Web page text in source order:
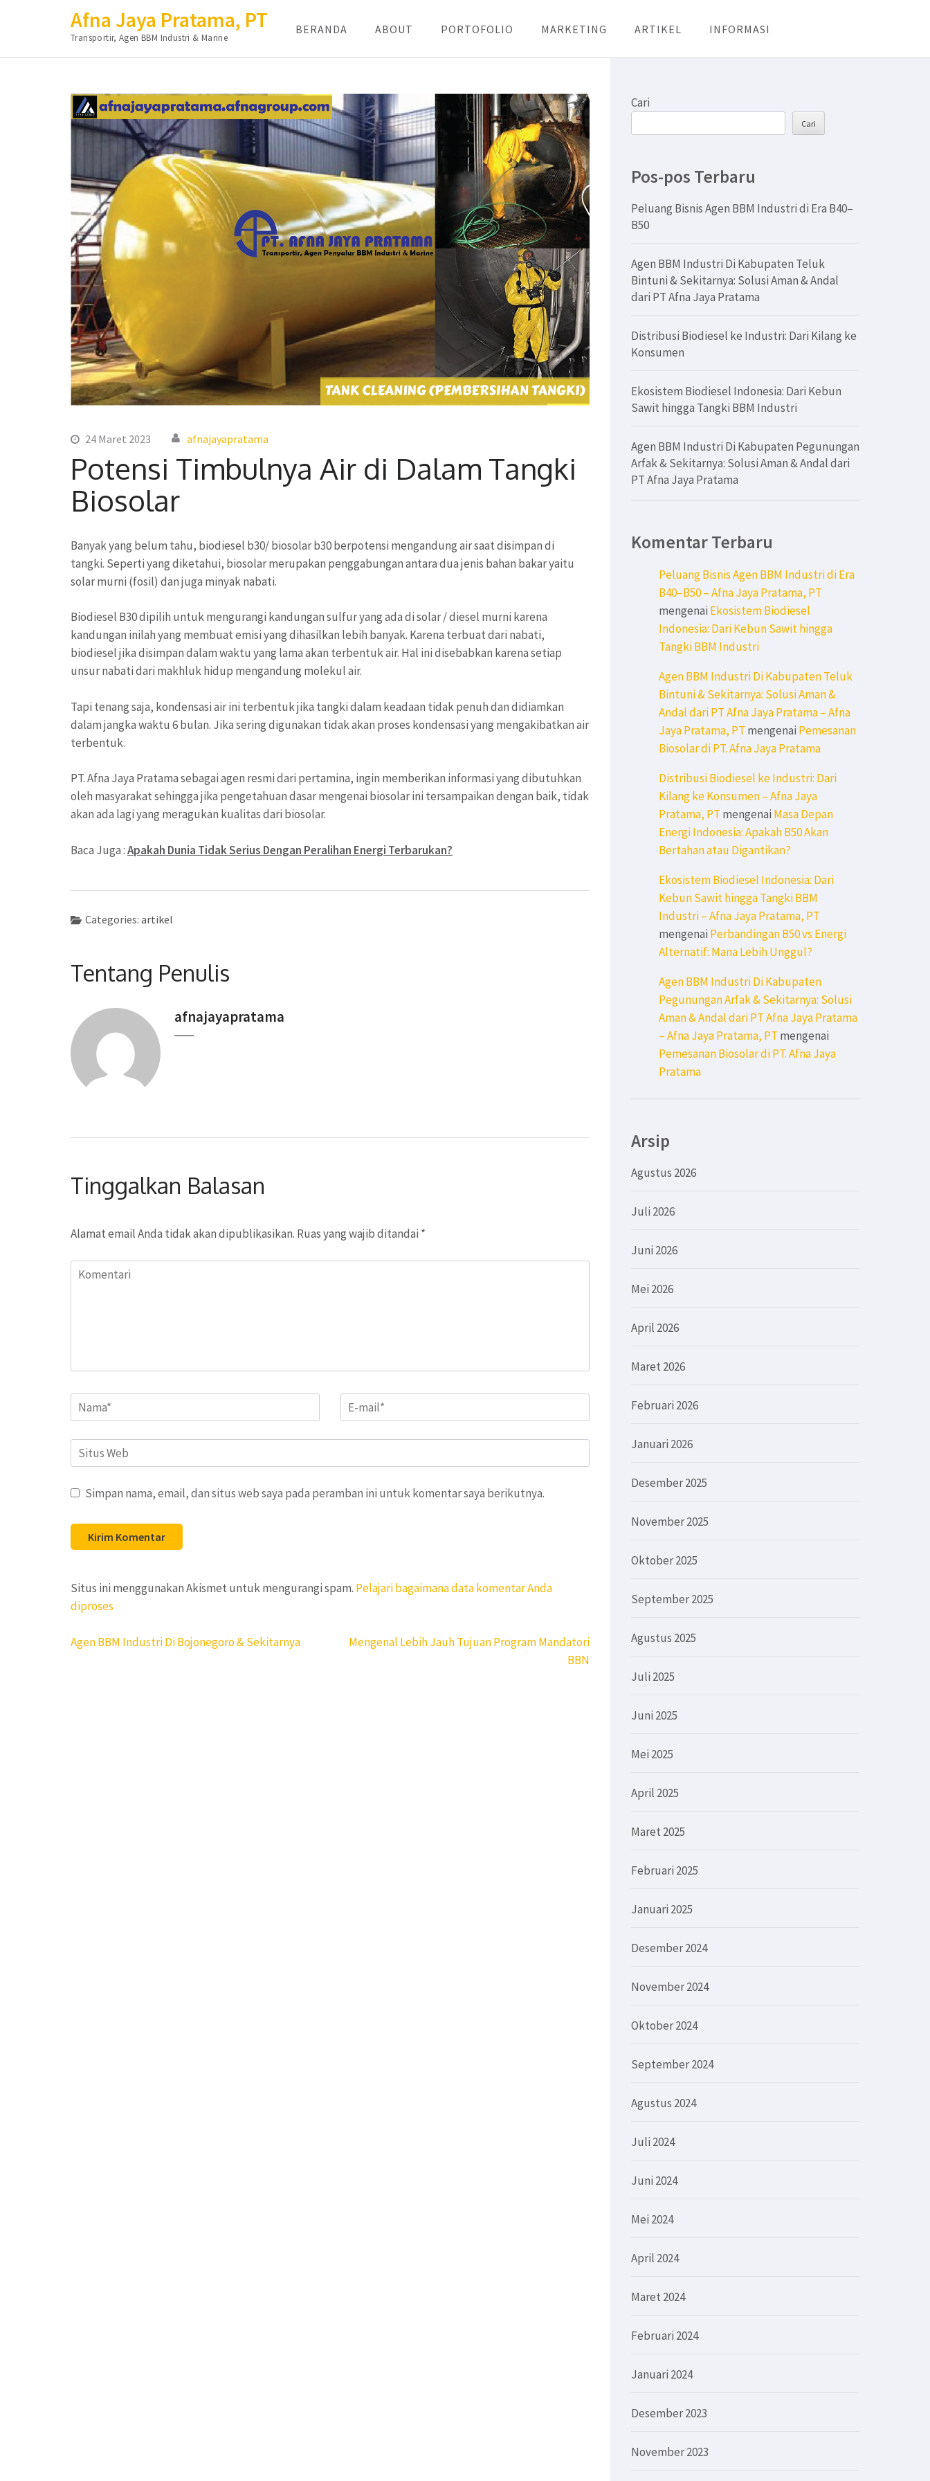
Afna Jaya Pratama, PT
Transportir, Agen BBM Industri & Marine
BERANDA ABOUT PORTOFOLIO MARKETING ARTIKEL INFORMASI
24 Maret 2023 afnajayapratama
Potensi Timbulnya Air di Dalam Tangki
Biosolar
Banyak yang belum tahu, biodiesel b30/ biosolar b30 berpotensi mengandung air saat disimpan di
tangki. Seperti yang diketahui, biosolar merupakan penggabungan antara dua jenis bahan bakar yaitu
solar murni (fosil) dan juga minyak nabati.
Biodiesel B30 dipilih untuk mengurangi kandungan sulfur yang ada di solar / diesel murni karena
kandungan inilah yang membuat emisi yang dihasilkan lebih banyak. Karena terbuat dari nabati,
biodiesel jika disimpan dalam waktu yang lama akan terbentuk air. Hal ini disebabkan karena setiap
unsur nabati dari makhluk hidup mengandung molekul air.
Tapi tenang saja, kondensasi air ini terbentuk jika tangki dalam keadaan tidak penuh dan didiamkan
dalam jangka waktu 6 bulan. Jika sering digunakan tidak akan proses kondensasi yang mengakibatkan air
terbentuk.
PT. Afna Jaya Pratama sebagai agen resmi dari pertamina, ingin memberikan informasi yang dibutuhkan
oleh masyarakat sehingga jika pengetahuan dasar mengenai biosolar ini tersampaikan dengan baik, tidak
akan ada lagi yang meragukan kualitas dari biosolar.
Baca Juga :Apakah Dunia Tidak Serius Dengan Peralihan Energi Terbarukan?
Categories: artikel
Tentang Penulis
afnajayapratama
Tinggalkan Balasan
Alamat email Anda tidak akan dipublikasikan. Ruas yang wajib ditandai *
Komentari
Name* Email*
Situs
Web
Simpan nama, email, dan situs web saya pada peramban ini untuk komentar saya berikutnya.
Situs ini menggunakan Akismet untuk mengurangi spam. Pelajari bagaimana data komentar Anda
diproses
Navigasi
Agen BBM Industri Di Bojonegoro & Sekitarnya
Mengenal Lebih Jauh Tujuan Program Mandatori
BBN
Cari
Cari
Pos-pos Terbaru
Peluang Bisnis Agen BBM Industri di Era B40–
B50
Agen BBM Industri Di Kabupaten Teluk
Bintuni & Sekitarnya: Solusi Aman & Andal
dari PT Afna Jaya Pratama
Distribusi Biodiesel ke Industri: Dari Kilang ke
Konsumen
Ekosistem Biodiesel Indonesia: Dari Kebun
Sawit hingga Tangki BBM Industri
Agen BBM Industri Di Kabupaten Pegunungan
Arfak & Sekitarnya: Solusi Aman & Andal dari
PT Afna Jaya Pratama
Komentar Terbaru
Peluang Bisnis Agen BBM Industri di Era
B40–B50 – Afna Jaya Pratama, PT
mengenai Ekosistem Biodiesel
Indonesia: Dari Kebun Sawit hingga
Tangki BBM Industri
Agen BBM Industri Di Kabupaten Teluk
Bintuni & Sekitarnya: Solusi Aman &
Andal dari PT Afna Jaya Pratama – Afna
Jaya Pratama, PT mengenai Pemesanan
Biosolar di PT. Afna Jaya Pratama
Distribusi Biodiesel ke Industri: Dari
Kilang ke Konsumen – Afna Jaya
Pratama, PT mengenai Masa Depan
Energi Indonesia: Apakah B50 Akan
Bertahan atau Digantikan?
Ekosistem Biodiesel Indonesia: Dari
Kebun Sawit hingga Tangki BBM
Industri – Afna Jaya Pratama, PT
mengenai Perbandingan B50 vs Energi
Alternatif: Mana Lebih Unggul?
Agen BBM Industri Di Kabupaten
Pegunungan Arfak & Sekitarnya: Solusi
Aman & Andal dari PT Afna Jaya Pratama
– Afna Jaya Pratama, PT mengenai
Pemesanan Biosolar di PT. Afna Jaya
Pratama
Arsip
Agustus 2026
Juli 2026
Juni 2026
Mei 2026
April 2026
Maret 2026
Februari 2026
Januari 2026
Desember 2025
November 2025
Oktober 2025
September 2025
Agustus 2025
Juli 2025
Juni 2025
Mei 2025
April 2025
Maret 2025
Februari 2025
Januari 2025
Desember 2024
November 2024
Oktober 2024
September 2024
Agustus 2024
Juli 2024
Juni 2024
Mei 2024
April 2024
Maret 2024
Februari 2024
Januari 2024
Desember 2023
November 2023